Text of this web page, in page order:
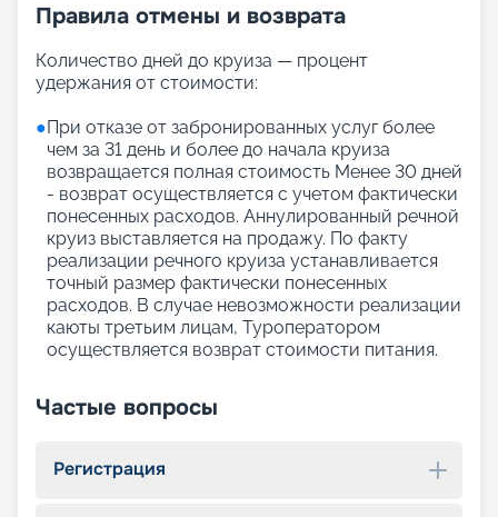
Правила отмены и возврата
Количество дней до круиза — процент
удержания от стоимости:
●При отказе от забронированных услуг более
чем за 31 день и более до начала круиза
возвращается полная стоимость Менее 30 дней
- возврат осуществляется с учетом фактически
понесенных расходов. Аннулированный речной
круиз выставляется на продажу. По факту
реализации речного круиза устанавливается
точный размер фактически понесенных
расходов. В случае невозможности реализации
каюты третьим лицам, Туроператором
осуществляется возврат стоимости питания.
Частые вопросы
Регистрация